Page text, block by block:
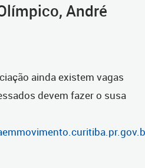
André
ainda existem vagas
devem fazer o susa